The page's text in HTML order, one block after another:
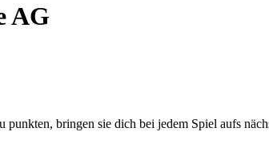
AG
bringen sie dich bei jedem Spiel aufs